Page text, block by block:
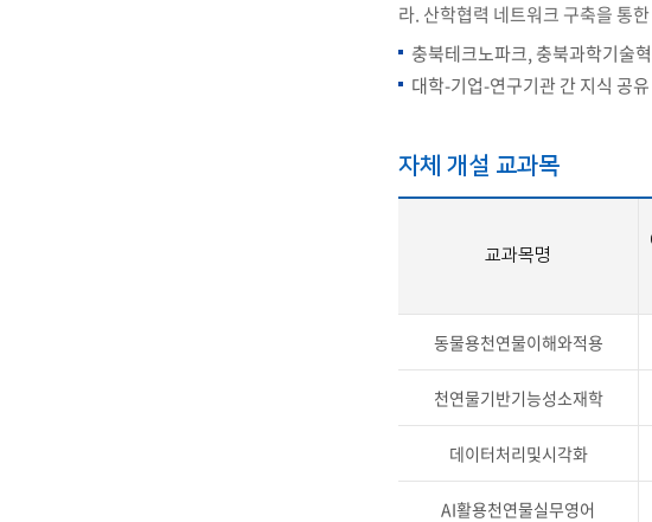
라. 산학협력 네트워크 구축을 통
충북테크노파크, 충북과학기술
대학-기업-연구기관 간 지식 공
자체 개설 교과목
교과목명
동물용천연물이해와적용
천연물기반기능성소재학
데이터처리및시각화
AI활용천연물실무영어